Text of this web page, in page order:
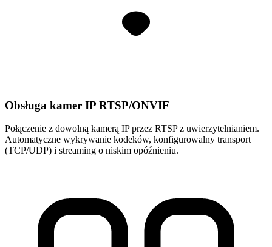
Obsługa kamer IP RTSP/ONVIF
Połączenie z dowolną kamerą IP przez RTSP z uwierzytelnianiem.
Automatyczne wykrywanie kodeków, konfigurowalny transport
(TCP/UDP) i streaming o niskim opóźnieniu.